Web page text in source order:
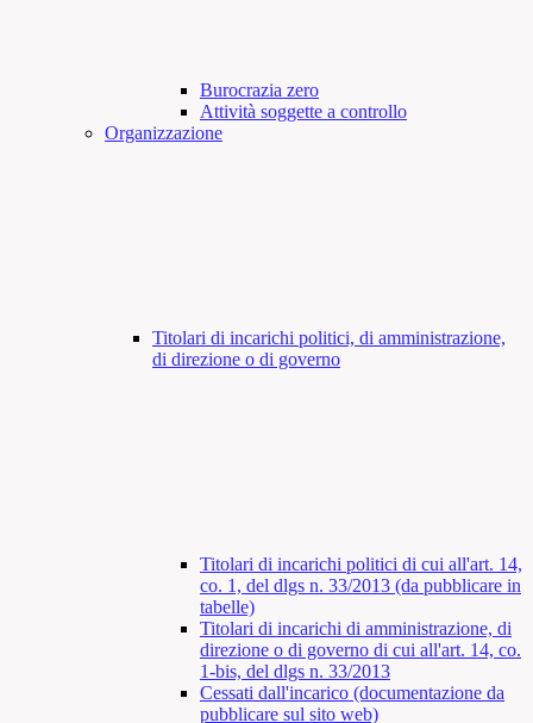
Burocrazia zero
Attività soggette a controllo
Organizzazione
Titolari di incarichi politici, di amministrazione,
di direzione o di governo
Titolari di incarichi politici di cui all'art. 14,
co. 1, del dlgs n. 33/2013 (da pubblicare in
tabelle)
Titolari di incarichi di amministrazione, di
direzione o di governo di cui all'art. 14, co.
1-bis, del dlgs n. 33/2013
Cessati dall'incarico (documentazione da
pubblicare sul sito web)